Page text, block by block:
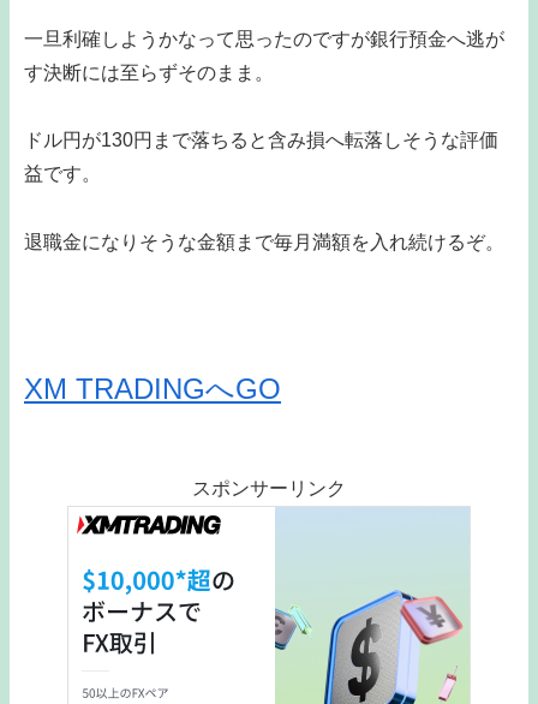
一旦利確しようかなって思ったのですが銀行預金へ逃が
す決断には至らずそのまま。
ドル円が130円まで落ちると含み損へ転落しそうな評価
益です。
退職金になりそうな金額まで毎月満額を入れ続けるぞ。
XM TRADINGへGO
スポンサーリンク